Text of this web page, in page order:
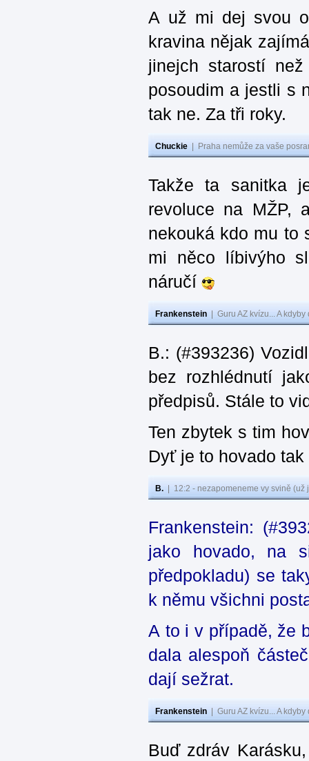
A už mi dej svou
kravina nějak
jinejch starostí
posoudim a jestli s
tak ne. Za tři roky.
Chuckie Praha nemůže za vaše
Takže ta sanitka
revoluce na MŽP,
nekouká kdo mu to
mi něco líbivýho
náručí
Frankenstein Guru AZ kvízu... A
B.: (#393236)
bez rozhlédnutí
předpisů. Stále to
Ten zbytek s tim
Dyť je to hovado tak
B. 12:2 - nezapomeneme vy svině
Frankenstein:
jako hovado, na
předpokladu) se
k němu všichni
A to i v případě, že
dala alespoň
dají sežrat.
Frankenstein Guru AZ kvízu... A
Buď zdráv